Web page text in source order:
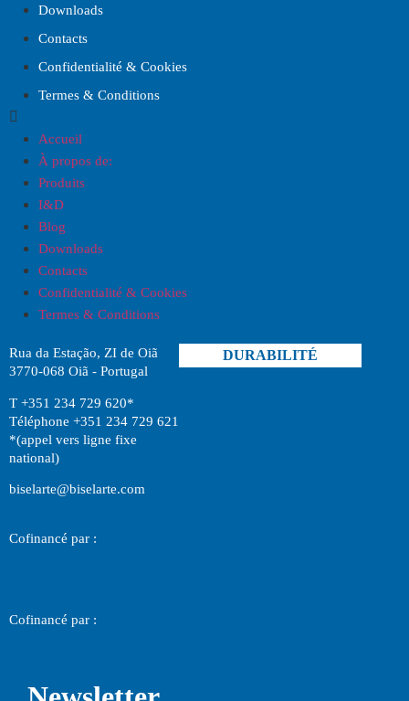
Downloads
Contacts
Confidentialité & Cookies
Termes & Conditions
Accueil
À propos de:
Produits
I&D
Blog
Downloads
Contacts
Confidentialité & Cookies
Termes & Conditions
Rua da Estação, ZI de Oiã
3770-068 Oiã - Portugal
T +351 234 729 620*
Téléphone +351 234 729 621
*(appel vers ligne fixe
national)
biselarte@biselarte.com
DURABILITÉ
Cofinancé par :
Cofinancé par :